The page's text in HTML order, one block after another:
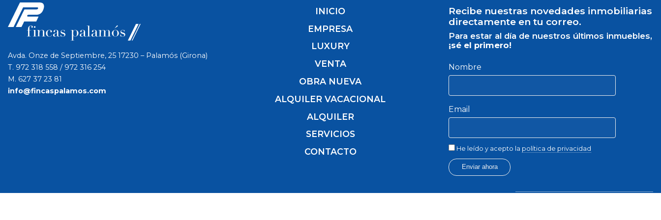
Avda. Onze de Septiembre, 25 17230 – Palamós (Girona)
T. 972 318 558 / 972 316 254
M. 627 37 23 81
info@fincaspalamos.com
INICIO
EMPRESA
LUXURY
VENTA
OBRA NUEVA
ALQUILER VACACIONAL
ALQUILER
SERVICIOS
CONTACTO
Recibe nuestras novedades inmobiliarias
directamente en tu correo.
Para estar al día de nuestros últimos inmuebles,
¡sé el primero!
Nombre
Email
He leído y acepto la política de privacidad
Enviar ahora